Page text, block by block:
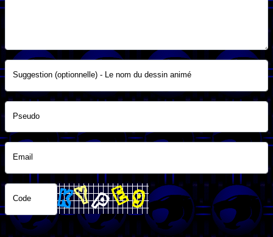
Suggestion (optionnelle) - Le nom du dessin animé
Pseudo
Email
Code